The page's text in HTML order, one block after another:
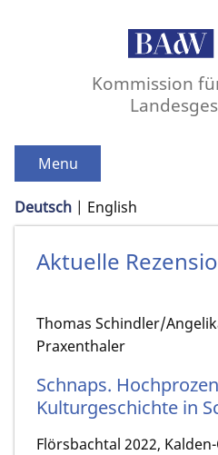
Kommission
Menu
Deutsch English
Aktuelle
Thomas Schindler/
Praxenthaler
Schnaps.
Kulturgeschichte in
Flörsbachtal 2022,